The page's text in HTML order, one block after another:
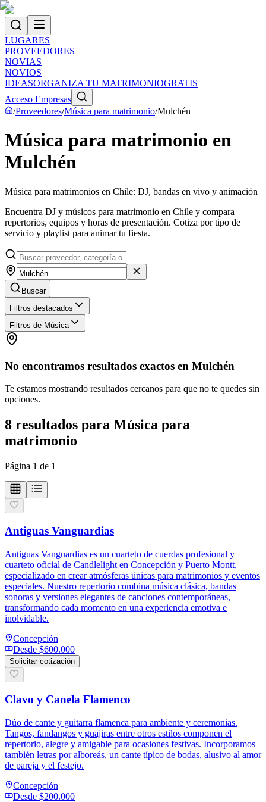
LUGARES
PROVEEDORES
NOVIAS
NOVIOS
IDEASORGANIZA TU MATRIMONIOGRATIS
Acceso Empresas
/Proveedores/Música para matrimonio/Mulchén
Música para matrimonio en
Mulchén
Música para matrimonios en Chile: DJ, bandas en vivo y animación
Encuentra DJ y músicos para matrimonio en Chile y compara
repertorios, equipos y horas de presentación. Cotiza por tipo de
servicio y playlist para animar tu fiesta.
Buscar
Filtros destacados
Filtros de Música
No encontramos resultados exactos en Mulchén
Te estamos mostrando resultados cercanos para que no te quedes sin
opciones.
8 resultados para Música para
matrimonio
Página 1 de 1
Antiguas Vanguardias
Antiguas Vanguardias es un cuarteto de cuerdas profesional y
cuarteto oficial de Candlelight en Concepción y Puerto Montt,
especializado en crear atmósferas únicas para matrimonios y eventos
especiales. Nuestro repertorio combina música clásica, bandas
sonoras y versiones elegantes de canciones contemporáneas,
transformando cada momento en una experiencia emotiva e
inolvidable.
Concepción
Desde $600.000
Solicitar cotización
Clavo y Canela Flamenco
Dúo de cante y guitarra flamenca para ambiente y ceremonias.
Tangos, fandangos y guajiras entre otros estilos componen el
repertorio, alegre y amigable para ocasiones festivas. Incorporamos
también letras por alboreás, un cante típico de bodas, alusivo al amor
de pareja y el festejo.
Concepción
Desde $200.000